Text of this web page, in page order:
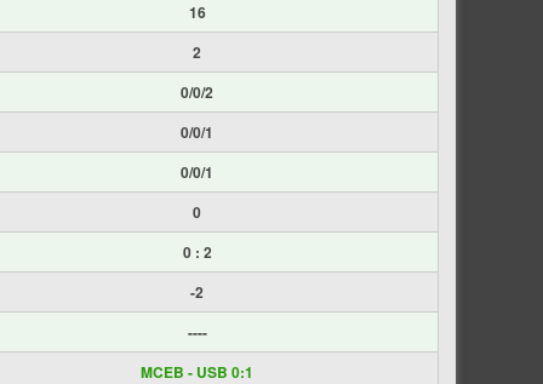
16
2
0/0/2
0/0/1
0/0/1
0
0 : 2
-2
----
MCEB - USB 0:1